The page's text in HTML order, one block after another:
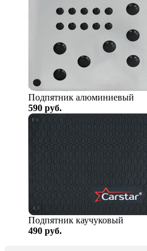
Подпятник алюминиевый
590 руб.
Подпятник каучуковый
490 руб.